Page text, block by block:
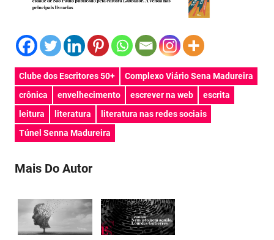
Clube dos Escritores 50+
Complexo Viário Sena Madureira
crônica
envelhecimento escrever na web
escrita
leitura
literatura
literatura nas redes sociais
Túnel Senna Madureira
Mais Do Autor